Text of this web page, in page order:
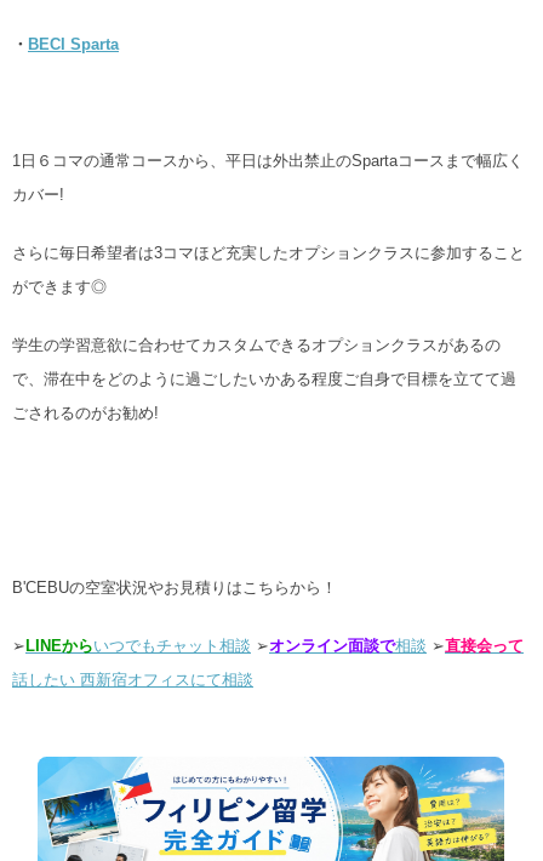
・ BECI Sparta
1日６コマの通常コースから、平日は外出禁止のSpartaコースまで幅広く
カバー!
さらに毎日希望者は3コマほど充実したオプションクラスに参加すること
ができます◎
学生の学習意欲に合わせてカスタムできるオプションクラスがあるの
で、滞在中をどのように過ごしたいかある程度ご自身で目標を立てて過
ごされるのがお勧め!
B'CEBUの空室状況やお見積りはこちらから！
➢ LINEからいつでもチャット相談 ➢オンライン面談で相談 ➢直接会って
話したい 西新宿オフィスにて相談